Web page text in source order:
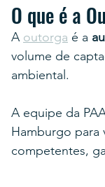
O que é a
A outorga é a
volume de
ambiental.
A equipe da
Hamburgo
competentes,